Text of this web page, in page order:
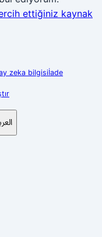
ettiğiniz kaynak
zeka bilgisiİade